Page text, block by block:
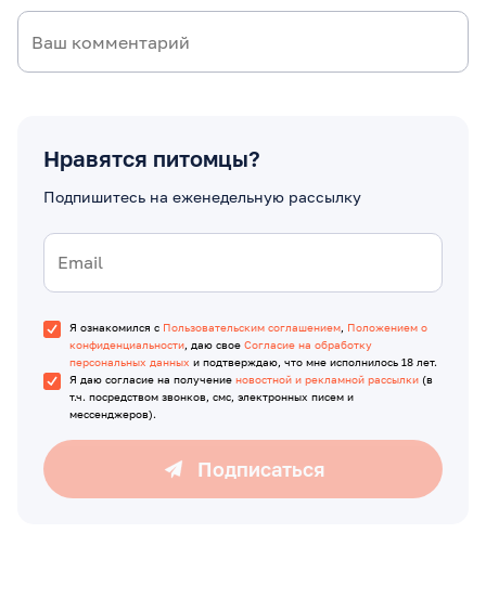
Нравятся питомцы?
Подпишитесь на еженедельную рассылку
Я ознакомился с Пользовательским соглашением, Положением о
конфиденциальности, даю свое Согласие на обработку
персональных данных и подтверждаю, что мне исполнилось 18 лет.
Я даю согласие на получение новостной и рекламной рассылки (в
т.ч. посредством звонков, смс, электронных писем и
мессенджеров).
Подписаться